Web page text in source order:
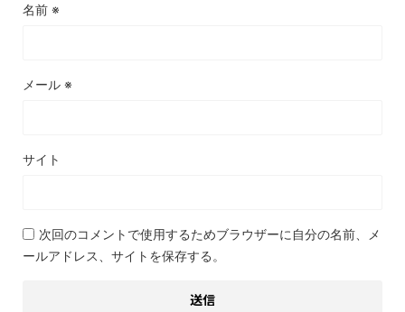
名前 ※
メール ※
サイト
次回のコメントで使用するためブラウザーに自分の名前、メ
ールアドレス、サイトを保存する。